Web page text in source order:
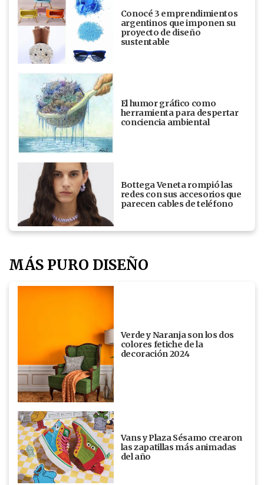
Conocé 3 emprendimientos
argentinos que imponen su
proyecto de diseño
sustentable
El humor gráfico como
herramienta para despertar
conciencia ambiental
Bottega Veneta rompió las
redes con sus accesorios que
parecen cables de teléfono
MÁS PURO DISEÑO
Verde y Naranja son los dos
colores fetiche de la
decoración 2024
Vans y Plaza Sésamo crearon
las zapatillas más animadas
del año